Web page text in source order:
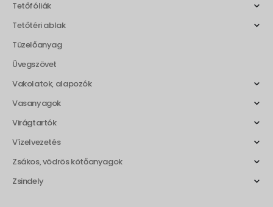
Tetőfóliák
Tetőtéri ablak
Tüzelőanyag
Üvegszövet
Vakolatok, alapozók
Vasanyagok
Virágtartók
Vízelvezetés
Zsákos, vödrös kötőanyagok
Zsindely